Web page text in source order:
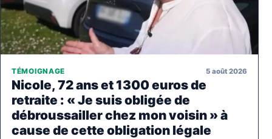
TÉMOIGNAGE 5 août 2026
Nicole, 72 ans et 1300 euros de
retraite : « Je suis obligée de
débroussailler chez mon voisin » à
cause de cette obligation légale